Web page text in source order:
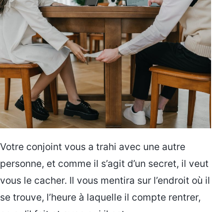
Votre conjoint vous a trahi avec une autre
personne, et comme il s’agit d’un secret, il veut
vous le cacher. Il vous mentira sur l’endroit où il
se trouve, l’heure à laquelle il compte rentrer,